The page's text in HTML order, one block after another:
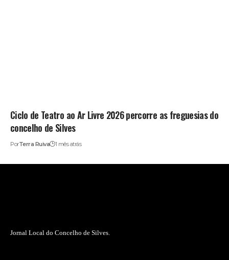
Ciclo de Teatro ao Ar Livre 2026 percorre as freguesias do
concelho de Silves
PorTerra Ruiva 1 mês atrás
Jornal Local do Concelho de Silves.